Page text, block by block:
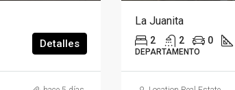
Detalles
La Juanita
2 2 0
DEPARTAMENTO